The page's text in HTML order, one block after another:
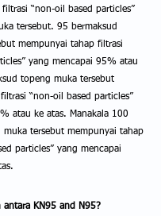
“non-oil based particles”
tersebut. 95 bermaksud
mempunyai tahap filtrasi
yang mencapai 95% atau
topeng muka tersebut
“non-oil based particles”
atau ke atas. Manakala 100
muka tersebut mempunyai tahap
particles” yang mencapai
antara KN95 and N95?